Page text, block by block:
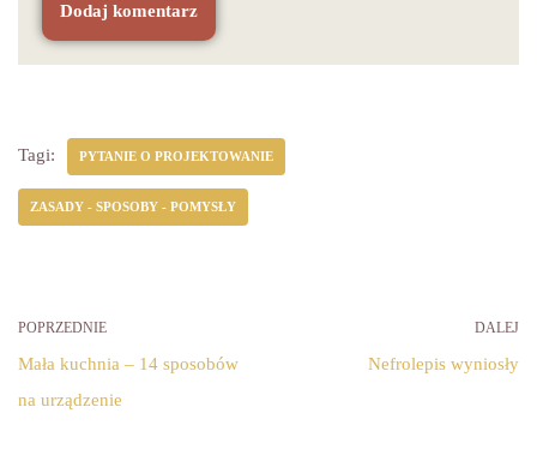
Tagi: PYTANIE O PROJEKTOWANIE
ZASADY - SPOSOBY - POMYSŁY
POPRZEDNIE
Mała kuchnia – 14 sposobów
na urządzenie
DALEJ
Nefrolepis wyniosły